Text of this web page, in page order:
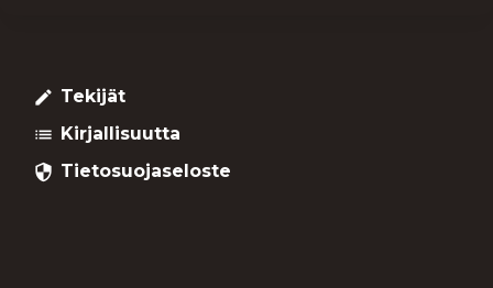
create Tekijät
list Kirjallisuutta
security Tietosuojaseloste